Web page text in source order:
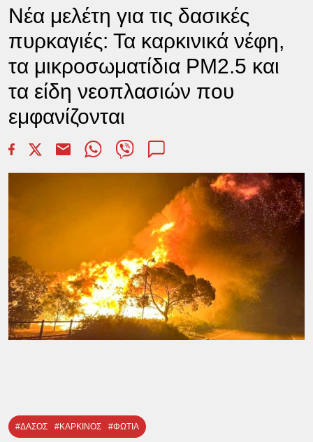
Νέα μελέτη για τις δασικές
πυρκαγιές: Τα καρκινικά νέφη,
τα μικροσωματίδια PM2.5 και
τα είδη νεοπλασιών που
εμφανίζονται
#ΔΑΣΟΣ #ΚΑΡΚΙΝΟΣ #ΦΩΤΙΑ